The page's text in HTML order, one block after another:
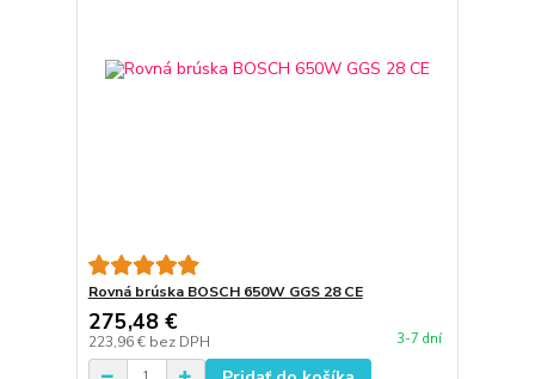
Rovná brúska BOSCH 650W GGS 28 CE
275,48 €
223,96 € bez DPH 3-7 dní